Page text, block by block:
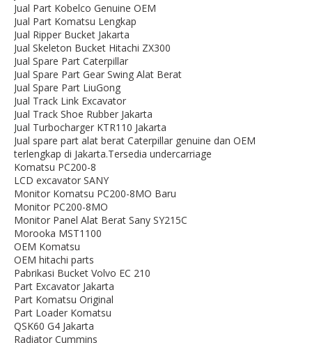
Jual Part Kobelco Genuine OEM
Jual Part Komatsu Lengkap
Jual Ripper Bucket Jakarta
Jual Skeleton Bucket Hitachi ZX300
Jual Spare Part Caterpillar
Jual Spare Part Gear Swing Alat Berat
Jual Spare Part LiuGong
Jual Track Link Excavator
Jual Track Shoe Rubber Jakarta
Jual Turbocharger KTR110 Jakarta
Jual spare part alat berat Caterpillar genuine dan OEM
terlengkap di Jakarta.Tersedia undercarriage
Komatsu PC200-8
LCD excavator SANY
Monitor Komatsu PC200-8MO Baru
Monitor PC200-8MO
Monitor Panel Alat Berat Sany SY215C
Morooka MST1100
OEM Komatsu
OEM hitachi parts
Pabrikasi Bucket Volvo EC 210
Part Excavator Jakarta
Part Komatsu Original
Part Loader Komatsu
QSK60 G4 Jakarta
Radiator Cummins